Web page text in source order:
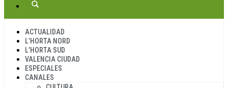
ACTUALIDAD
L’HORTA NORD
L’HORTA SUD
VALENCIA CIUDAD
ESPECIALES
CANALES